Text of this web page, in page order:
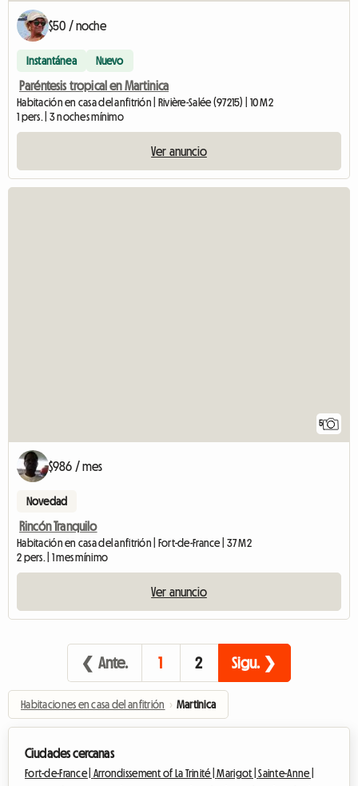
$50 / noche
Instantánea Nuevo
Paréntesis tropical en Martinica
Habitación en casa del anfitrión | Rivière-Salée (97215) | 10 M2
1 pers. | 3 noches mínimo
Ver anuncio
5
$986 / mes
Novedad
Rincón Tranquilo
Habitación en casa del anfitrión | Fort-de-France | 37 M2
2 pers. | 1 mes mínimo
Ver anuncio
❮ Ante. 1 2 Sigu. ❯
Habitaciones en casa del anfitrión › Martinica
Ciudades cercanas
Fort-de-France | Arrondissement of La Trinité |Marigot |Sainte-Anne |